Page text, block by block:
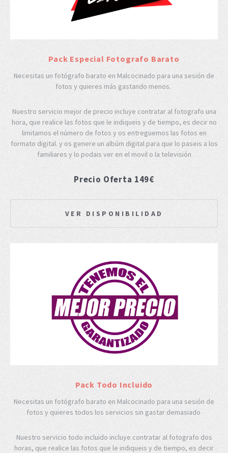
Pack Especial Fotografo Barato
Necesitas un fotógrafo barato en Malcocinado para una sesión de
fotos y quieres más gastando menos.
Nuestro servicio mejor de precio incluye contratar al fotografo una
hora, que realice las fotos que le indiqueis y de tiempo, es decir no
limitamos el número de fotos y os entreguemos las fotos en
formato digital. y os genere un albúm digital para que lo paseis a los
familiares y lo podais ver en el movil o la televisión
Precio Oferta 149€
VER DISPONIBILIDAD
Pack Todo Incluido
Necesitas un fotógrafo barato en Malcocinado para una sesión de
fotos y quieres todos los servicios sin gastar demasiado
Nuestro servicio todo incluido incluye contratar al fotografo dos
horas, que realice las fotos que le indiqueis y de tiempo, es decir